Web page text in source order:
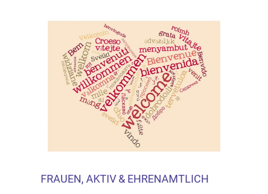
FRAUEN, AKTIV & EHRENAMTLICH